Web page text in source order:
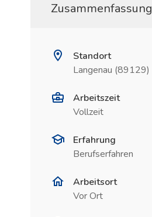
Zusammenfassung
Standort
Langenau (89129)
Arbeitszeit
Vollzeit
Erfahrung
Berufserfahren
Arbeitsort
Vor Ort